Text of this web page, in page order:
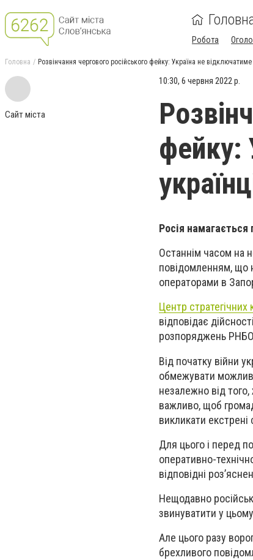
Робота
Головна Розвінчання чергового російського фейку: Україна не відключатиме
Сайт міста
10:30, 6 червня 2022 р.
фейку:
Росія намагається
Останнім часом на
повідомленням, що
операторами в
Центр стратегічних
відповідає
розпоряджень РНБО
Від початку війни
обмежувати
незалежно від
важливо, щоб
викликати
Для цього і перед
оперативно-
відповідні
Нещодавно
звинуватити у
Але цього разу
брехливого